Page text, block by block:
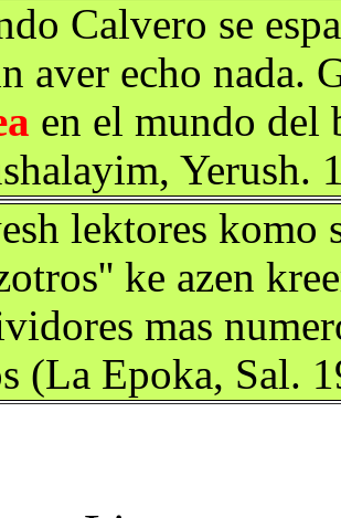
Calvero se
aver echo nada.
en el mundo del
Yerush.
lektores komo
ke azen
mas
(La Epoka, Sal.